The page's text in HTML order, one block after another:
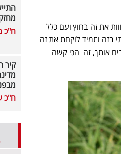
את זה בחוץ ועם כלל
בזה ותמיד לוקחת את זה
אותך, זה הכי קשה
ח"כ
קיר
ח"כ